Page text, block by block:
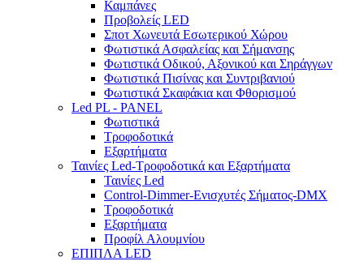
Καμπάνες
Προβολείς LED
Σποτ Χωνευτά Εσωτερικού Χώρου
Φωτιστικά Ασφαλείας και Σήμανσης
Φωτιστικά Οδικού, Αξονικού και Σηράγγων
Φωτιστικά Πισίνας και Συντριβανιού
Φωτιστικά Σκαφάκια και Φθορισμού
Led PL - PANEL
Φωτιστικά
Τροφοδοτικά
Εξαρτήματα
Ταινίες Led-Τροφοδοτικά και Εξαρτήματα
Ταινίες Led
Control-Dimmer-Ενισχυτές Σήματος-DMX
Τροφοδοτικά
Εξαρτήματα
Προφίλ Αλουμνίου
ΕΠΙΠΛΑ LED